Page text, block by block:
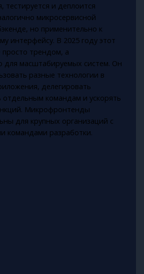
тестируется и деплоится
микросервисной
но применительно к
интерфейсу. В 2025 году этот
трендом, а
для масштабируемых систем. Он
разные технологии в
делегировать
отдельным командам и ускорять
Микрофронтенды
для крупных организаций с
командами разработки.